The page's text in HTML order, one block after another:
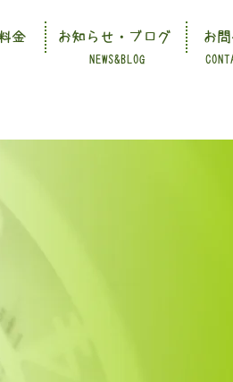
NEWS&BLOG
金 お知らせ・ブログ お